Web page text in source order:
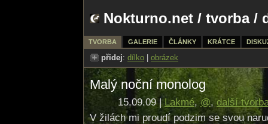
Nokturno.net / tvorba/
TVORBA GALERIE ČLÁNKY KRÁTCE
přidej: dílko obrázek
Malý noční monolog
15.09.09 |Lakmé,@,další
V žilách mi proudí podzim se svou